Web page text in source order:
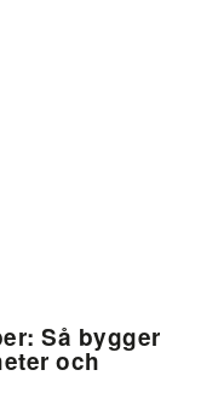
Så bygger
och